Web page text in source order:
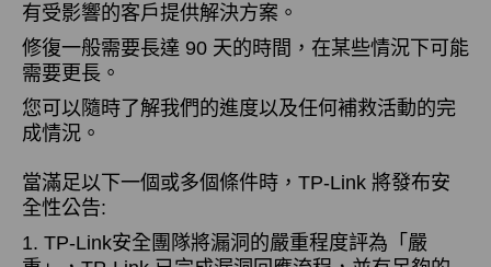
有受影響的客戶提供解決方案。
修復一般需要長達 90 天的時間，在某些情況下可能
需要更長。
您可以隨時了解我們的進度以及任何補救活動的完
成情況。
當滿足以下一個或多個條件時，TP-Link 將發布安
全性公告:
1. TP-Link安全團隊將漏洞的嚴重程度評為「嚴